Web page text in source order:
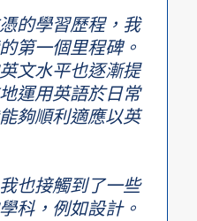
的學習歷程，我
第一個里程碑。
文水平也逐漸提
運用英語於日常
夠順利適應以英
也接觸到了一些
科，例如設計。